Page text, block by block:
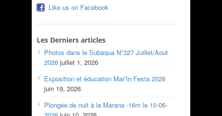
Like us on Facebook
Les Derniers articles
Photos dans le Subaqua N°327 Juillet/Aout
2026 juillet 1, 2026
Exposition et éducation Mar’In Festa 2026
juin 19, 2026
Plongée de nuit à la Marana -16m le 10-06-